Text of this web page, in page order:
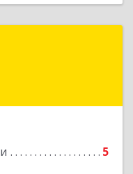
5
Ишимбайский р-н,